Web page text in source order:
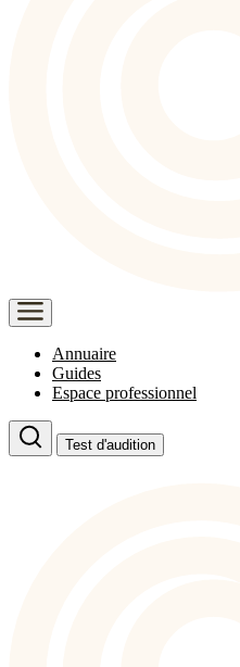
Annuaire
Guides
Espace professionnel
Test d'audition